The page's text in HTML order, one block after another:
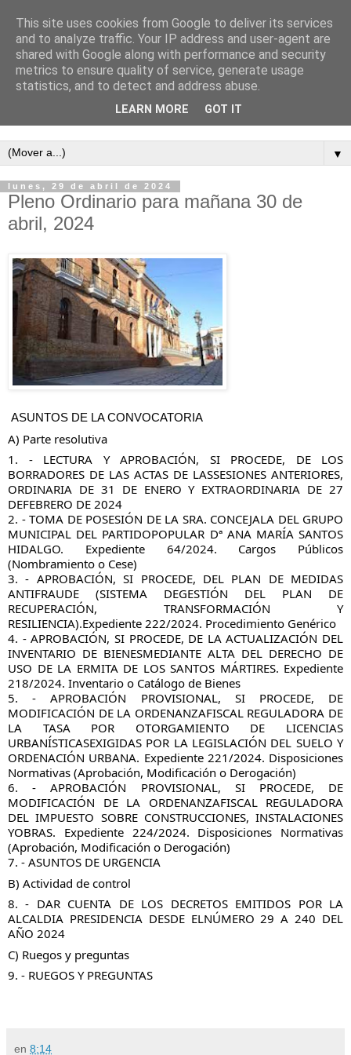
Semanario independiente de Calañas
▼
lunes, 29 de abril de 2024
Pleno Ordinario para mañana 30 de
abril, 2024
ASUNTOS DE LA CONVOCATORIA
A) Parte resolutiva
1. - LECTURA Y APROBACIÓN, SI PROCEDE, DE LOS
BORRADORES DE LAS ACTAS DE LASSESIONES ANTERIORES,
ORDINARIA DE 31 DE ENERO Y EXTRAORDINARIA DE 27
DEFEBRERO DE 2024
2. - TOMA DE POSESIÓN DE LA SRA. CONCEJALA DEL GRUPO
MUNICIPAL DEL PARTIDOPOPULAR Dª ANA MARÍA SANTOS
HIDALGO. Expediente 64/2024. Cargos Públicos
(Nombramiento o Cese)
3. - APROBACIÓN, SI PROCEDE, DEL PLAN DE MEDIDAS
ANTIFRAUDE (SISTEMA DEGESTIÓN DEL PLAN DE
RECUPERACIÓN, TRANSFORMACIÓN Y
RESILIENCIA).Expediente 222/2024. Procedimiento Genérico
4. - APROBACIÓN, SI PROCEDE, DE LA ACTUALIZACIÓN DEL
INVENTARIO DE BIENESMEDIANTE ALTA DEL DERECHO DE
USO DE LA ERMITA DE LOS SANTOS MÁRTIRES. Expediente
218/2024. Inventario o Catálogo de Bienes
5. - APROBACIÓN PROVISIONAL, SI PROCEDE, DE
MODIFICACIÓN DE LA ORDENANZAFISCAL REGULADORA DE
LA TASA POR OTORGAMIENTO DE LICENCIAS
URBANÍSTICASEXIGIDAS POR LA LEGISLACIÓN DEL SUELO Y
ORDENACIÓN URBANA. Expediente 221/2024. Disposiciones
Normativas (Aprobación, Modificación o Derogación)
6. - APROBACIÓN PROVISIONAL, SI PROCEDE, DE
MODIFICACIÓN DE LA ORDENANZAFISCAL REGULADORA
DEL IMPUESTO SOBRE CONSTRUCCIONES, INSTALACIONES
YOBRAS. Expediente 224/2024. Disposiciones Normativas
(Aprobación, Modificación o Derogación)
7. - ASUNTOS DE URGENCIA
B) Actividad de control
8. - DAR CUENTA DE LOS DECRETOS EMITIDOS POR LA
ALCALDIA PRESIDENCIA DESDE ELNÚMERO 29 A 240 DEL
AÑO 2024
C) Ruegos y preguntas
9. - RUEGOS Y PREGUNTAS
en 8:14
This site uses cookies from Google to deliver its services
and to analyze traffic. Your IP address and user-agent are
shared with Google along with performance and security
metrics to ensure quality of service, generate usage
statistics, and to detect and address abuse.
LEARN MORE GOT IT